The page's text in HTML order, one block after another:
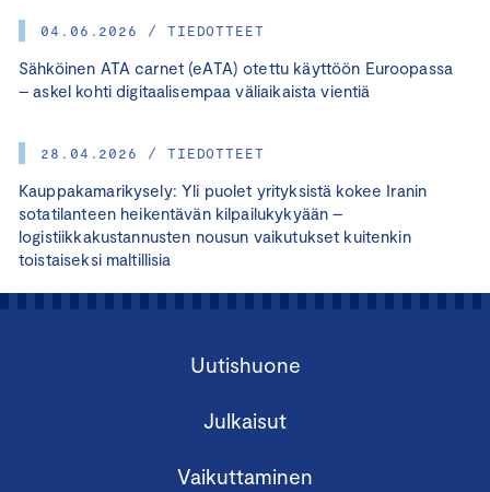
04.06.2026 / TIEDOTTEET
Sähköinen ATA carnet (eATA) otettu käyttöön Euroopassa
– askel kohti digitaalisempaa väliaikaista vientiä
28.04.2026 / TIEDOTTEET
Kauppakamarikysely: Yli puolet yrityksistä kokee Iranin
sotatilanteen heikentävän kilpailukykyään –
logistiikkakustannusten nousun vaikutukset kuitenkin
toistaiseksi maltillisia
Uutishuone
Julkaisut
Vaikuttaminen